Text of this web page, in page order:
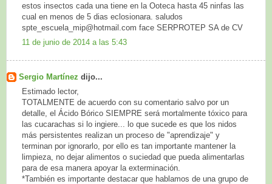
estos insectos cada una tiene en la Ooteca hasta 45 ninfas las
cual en menos de 5 dias eclosionara. saludos
spte_escuela_mip@hotmail.com face SERPROTEP SA de CV
11 de junio de 2014 a las 5:43
Sergio Martínez dijo...
Estimado lector,
TOTALMENTE de acuerdo con su comentario salvo por un
detalle, el Ácido Bórico SIEMPRE será mortalmente tóxico para
las cucarachas si lo ingiere... lo que sucede es que los nidos
más persistentes realizan un proceso de "aprendizaje" y
terminan por ignorarlo, por ello es tan importante mantener la
limpieza, no dejar alimentos o suciedad que pueda alimentarlas
para de esa manera apoyar la exterminación.
*También es importante destacar que hablamos de una grupo de